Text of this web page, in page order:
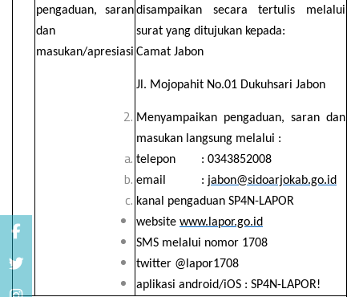
pengaduan, saran
dan
masukan/apresiasi
disampaikan secara tertulis melalui
surat yang ditujukan kepada:
Camat Jabon
Jl. Mojopahit No.01 Dukuhsari Jabon
Menyampaikan pengaduan, saran dan
masukan langsung melalui :
telepon : 0343852008
email : jabon@sidoarjokab.go.id
kanal pengaduan SP4N-LAPOR
website www.lapor.go.id
SMS melalui nomor 1708
twitter @lapor1708
aplikasi android/iOS : SP4N-LAPOR!